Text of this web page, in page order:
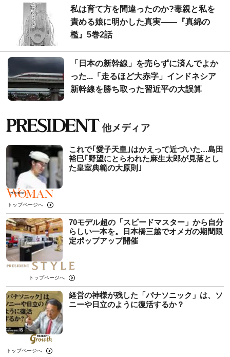
私は育て方を間違ったのか?毒親と私を
責める娘に明かした真実――『真綿の
檻』5巻2話
「日本の新幹線」を売らずに済んでよか
った...「走るほど大赤字」インドネシア
新幹線を勝ち取った習近平の大誤算
これで｢愛子天皇｣はかえって近づいた…島田
裕巳｢野望にとらわれた麻生太郎が見落とし
た皇室典範の大原則｣
トップページへ
70モデル超の「スピードマスター」から自分
らしい一本を。日本橋三越でオメガの期間限
定ポップアップ開催
トップページへ
経営の神様が残した「パナソニック」は、ソ
ニーや日立のように復活するか？
トップページへ